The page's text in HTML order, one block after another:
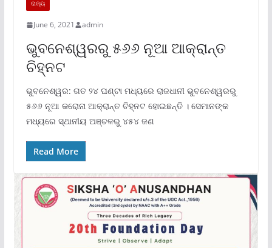
ରାଜ୍ୟ
June 6, 2021 admin
ଭୁବନେଶ୍ୱରରୁ ୫୬୬ ନୂଆ ଆକ୍ରାନ୍ତ
ଚିହ୍ନଟ
ଭୁବନେଶ୍ୱର: ଗତ ୨୪ ଘଣ୍ଟା ମଧ୍ୟରେ ରାଜଧାନୀ ଭୁବନେଶ୍ୱରରୁ
୫୬୬ ନୂଆ କରୋନା ଆକ୍ରାନ୍ତ ଚିହ୍ନଟ ହୋଇଛନ୍ତି । ସେମାନଙ୍କ
ମଧ୍ୟରେ ସ୍ଥାନୀୟ ଅଞ୍ଚଳରୁ ୪୫୪ ଜଣ
Read More